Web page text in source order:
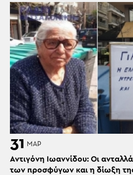
31 ΜΑΡ
Αντιγόνη Ιωαννίδου: Οι
των προσφύγων και η δίωξη